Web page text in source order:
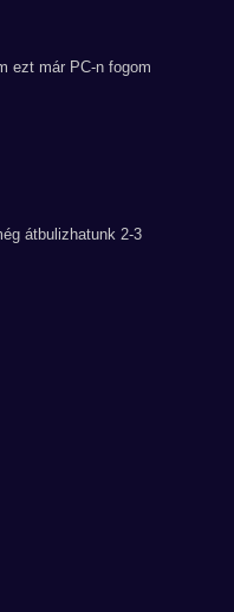
ezt már PC-n fogom
átbulizhatunk 2-3